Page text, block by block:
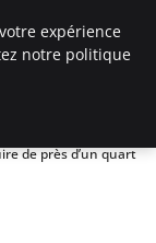
de près d’un quart
expérience
notre politique